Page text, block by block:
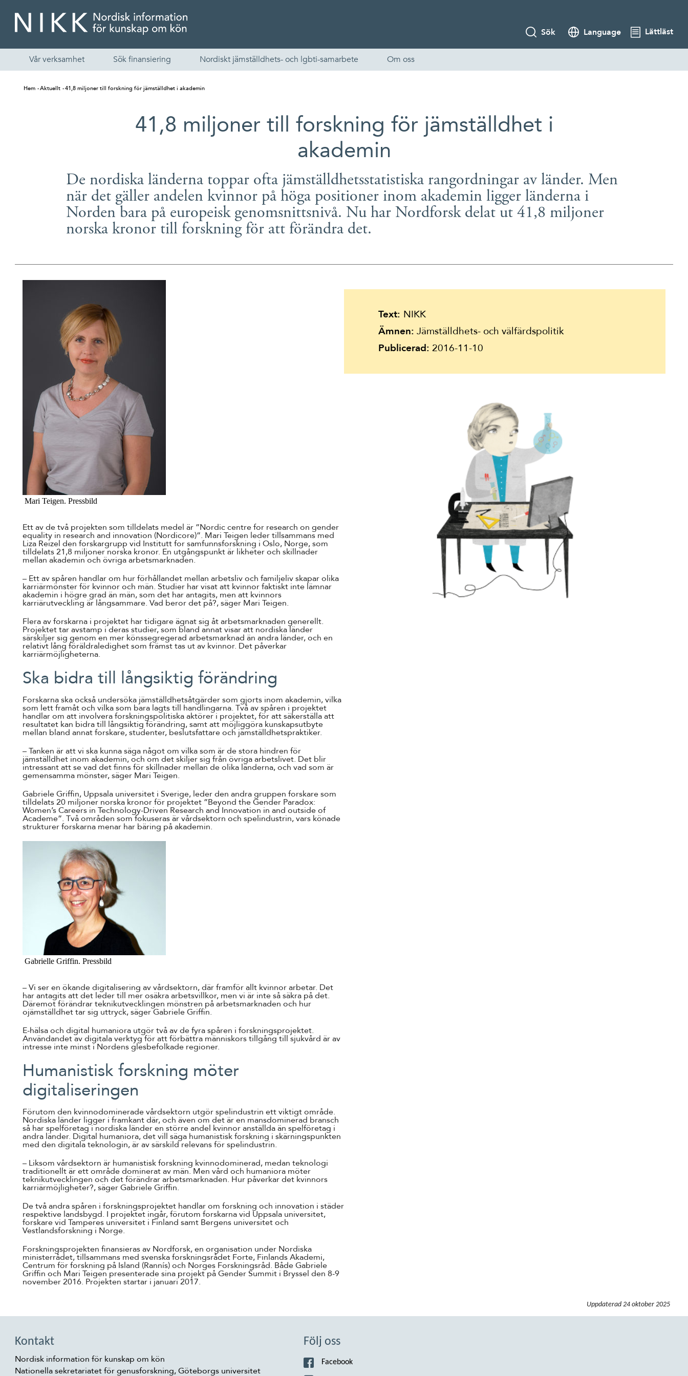
English
Skandinaviska
Suomi
Sök Language Lättläst
Vår verksamhet Sök finansiering Nordiskt jämställdhets- och lgbti-samarbete Om oss
Hem Aktuellt 41,8 miljoner till forskning för jämställdhet i akademin
41,8 miljoner till forskning för jämställdhet i
akademin
De nordiska länderna toppar ofta jämställdhetsstatistiska rangordningar av länder. Men
när det gäller andelen kvinnor på höga positioner inom akademin ligger länderna i
Norden bara på europeisk genomsnittsnivå. Nu har Nordforsk delat ut 41,8 miljoner
norska kronor till forskning för att förändra det.
Mari Teigen. Pressbild
Ett av de två projekten som tilldelats medel är ”Nordic centre for research on gender
equality in research and innovation (Nordicore)”. Mari Teigen leder tillsammans med
Liza Reizel den forskargrupp vid Institutt for samfunnsforskning i Oslo, Norge, som
tilldelats 21,8 miljoner norska kronor. En utgångspunkt är likheter och skillnader
mellan akademin och övriga arbetsmarknaden.
– Ett av spåren handlar om hur förhållandet mellan arbetsliv och familjeliv skapar olika
karriärmönster för kvinnor och män. Studier har visat att kvinnor faktiskt inte lämnar
akademin i högre grad än män, som det har antagits, men att kvinnors
karriärutveckling är långsammare. Vad beror det på?, säger Mari Teigen.
Flera av forskarna i projektet har tidigare ägnat sig åt arbetsmarknaden generellt.
Projektet tar avstamp i deras studier, som bland annat visar att nordiska länder
särskiljer sig genom en mer könssegregerad arbetsmarknad än andra länder, och en
relativt lång föräldraledighet som främst tas ut av kvinnor. Det påverkar
karriärmöjligheterna.
Ska bidra till långsiktig förändring
Forskarna ska också undersöka jämställdhetsåtgärder som gjorts inom akademin, vilka
som lett framåt och vilka som bara lagts till handlingarna. Två av spåren i projektet
handlar om att involvera forskningspolitiska aktörer i projektet, för att säkerställa att
resultatet kan bidra till långsiktig förändring, samt att möjliggöra kunskapsutbyte
mellan bland annat forskare, studenter, beslutsfattare och jämställdhetspraktiker.
– Tanken är att vi ska kunna säga något om vilka som är de stora hindren för
jämställdhet inom akademin, och om det skiljer sig från övriga arbetslivet. Det blir
intressant att se vad det finns för skillnader mellan de olika länderna, och vad som är
gemensamma mönster, säger Mari Teigen.
Gabriele Griffin, Uppsala universitet i Sverige, leder den andra gruppen forskare som
tilldelats 20 miljoner norska kronor för projektet ”Beyond the Gender Paradox:
Women’s Careers in Technology-Driven Research and Innovation in and outside of
Academe”. Två områden som fokuseras är vårdsektorn och spelindustrin, vars könade
strukturer forskarna menar har bäring på akademin.
Gabrielle Griffin. Pressbild
– Vi ser en ökande digitalisering av vårdsektorn, där framför allt kvinnor arbetar. Det
har antagits att det leder till mer osäkra arbetsvillkor, men vi är inte så säkra på det.
Däremot förändrar teknikutvecklingen mönstren på arbetsmarknaden och hur
ojämställdhet tar sig uttryck, säger Gabriele Griffin.
E-hälsa och digital humaniora utgör två av de fyra spåren i forskningsprojektet.
Användandet av digitala verktyg för att förbättra människors tillgång till sjukvård är av
intresse inte minst i Nordens glesbefolkade regioner.
Humanistisk forskning möter
digitaliseringen
Förutom den kvinnodominerade vårdsektorn utgör spelindustrin ett viktigt område.
Nordiska länder ligger i framkant där, och även om det är en mansdominerad bransch
så har spelföretag i nordiska länder en större andel kvinnor anställda än spelföretag i
andra länder. Digital humaniora, det vill säga humanistisk forskning i skärningspunkten
med den digitala teknologin, är av särskild relevans för spelindustrin.
– Liksom vårdsektorn är humanistisk forskning kvinnodominerad, medan teknologi
traditionellt är ett område dominerat av män. Men vård och humaniora möter
teknikutvecklingen och det förändrar arbetsmarknaden. Hur påverkar det kvinnors
karriärmöjligheter?, säger Gabriele Griffin.
De två andra spåren i forskningsprojektet handlar om forskning och innovation i städer
respektive landsbygd. I projektet ingår, förutom forskarna vid Uppsala universitet,
forskare vid Tamperes universitet i Finland samt Bergens universitet och
Vestlandsforskning i Norge.
Forskningsprojekten finansieras av Nordforsk, en organisation under Nordiska
ministerrådet, tillsammans med svenska forskningsrådet Forte, Finlands Akademi,
Centrum för forskning på Island (Rannís) och Norges Forskningsråd. Både Gabriele
Griffin och Mari Teigen presenterade sina projekt på Gender Summit i Bryssel den 8-9
november 2016. Projekten startar i januari 2017.
Text: NIKK
Ämnen: Jämställdhets- och välfärdspolitik
Publicerad: 2016-11-10
Uppdaterad 24 oktober 2025
Kontakt
Nordisk information för kunskap om kön
Nationella sekretariatet för genusforskning, Göteborgs universitet
Följ oss
Facebook